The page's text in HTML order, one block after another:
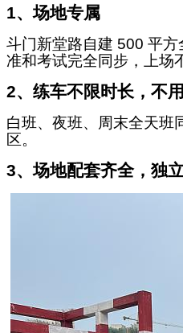
1、场地专属
斗门新堂路自建 500 平
准和考试完全同步，上场
2、练车不限时长，不
白班、夜班、周末全天班
区。
3、场地配套齐全，独立